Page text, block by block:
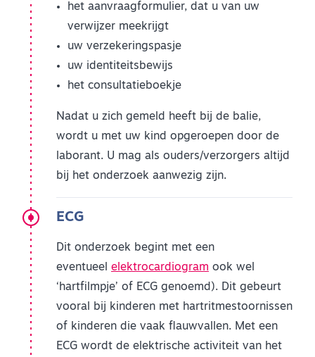
het aanvraagformulier, dat u van uw
verwijzer meekrijgt
uw verzekeringspasje
uw identiteitsbewijs
het consultatieboekje
Nadat u zich gemeld heeft bij de balie,
wordt u met uw kind opgeroepen door de
laborant. U mag als ouders/verzorgers altijd
bij het onderzoek aanwezig zijn.
ECG
Dit onderzoek begint met een
eventueel elektrocardiogram ook wel
‘hartfilmpje’ of ECG genoemd). Dit gebeurt
vooral bij kinderen met hartritmestoornissen
of kinderen die vaak flauwvallen. Met een
ECG wordt de elektrische activiteit van het